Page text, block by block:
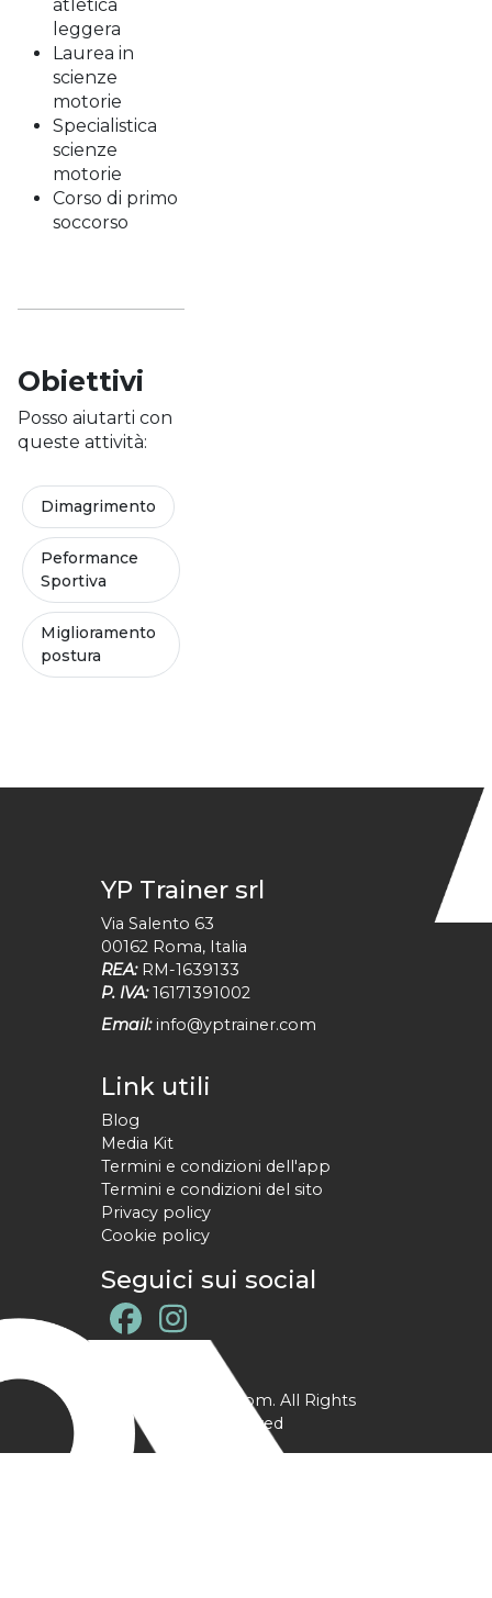
atletica
leggera
Laurea in
scienze
motorie
Specialistica
scienze
motorie
Corso di primo
soccorso
Obiettivi
Posso aiutarti con
queste attività:
Dimagrimento
Peformance
Sportiva
Miglioramento
postura
YP Trainer srl
Via Salento 63
00162 Roma, Italia
REA: RM-1639133
P. IVA: 16171391002
Email: info@yptrainer.com
Link utili
Blog
Media Kit
Termini e condizioni dell'app
Termini e condizioni del sito
Privacy policy
Cookie policy
Seguici sui social
@ YPtrainer.com. All Rights
Reserved